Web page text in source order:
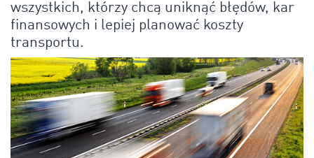
wszystkich, którzy chcą uniknąć błędów, kar
finansowych i lepiej planować koszty
transportu.